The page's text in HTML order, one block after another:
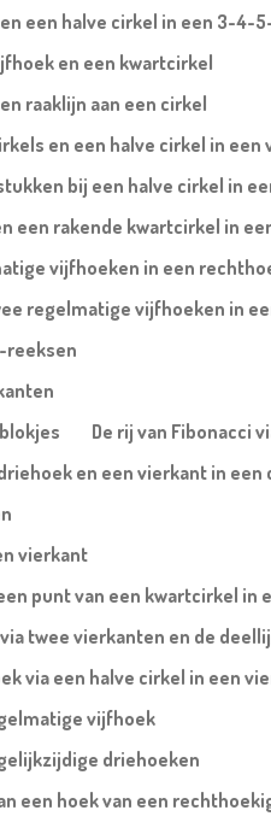
een halve cirkel in een 3-4-
en een kwartcirkel
raaklijn aan een cirkel
en een halve cirkel in een
bij een halve cirkel in
een rakende kwartcirkel in
vijfhoeken in een
regelmatige vijfhoeken in
reeksen
De rij van Fibonacci
en een vierkant in een
vierkant
punt van een kwartcirkel in
via twee vierkanten en de
via een halve cirkel in een
vijfhoek
driehoeken
een hoek van een